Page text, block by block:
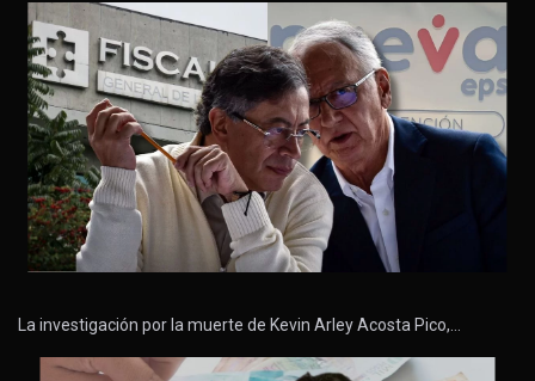
La investigación por la muerte de Kevin Arley Acosta Pico,…